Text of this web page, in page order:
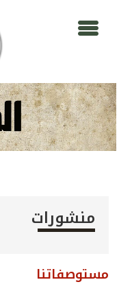
منشورات
مستوصفاتنا